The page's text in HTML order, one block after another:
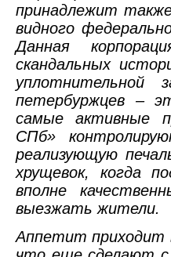
принадлежит
видного
Данная
скандальных
уплотнительной
петербуржцев –
самые активные
СПб»
реализующую
хрущевок, когда
вполне
выезжать жители.
Аппетит приходит